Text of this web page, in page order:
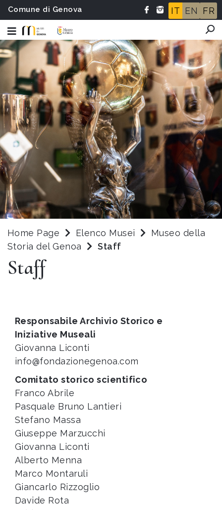
Comune di Genova IT EN FR
Home Page Elenco Musei
Museo della
Storia del Genoa
Staff
Staff
Responsabile Archivio Storico e
Iniziative Museali
Giovanna Liconti
info@fondazionegenoa.com
Comitato storico scientifico
Franco Abrile
Pasquale Bruno Lantieri
Stefano Massa
Giuseppe Marzucchi
Giovanna Liconti
Alberto Menna
Marco Montaruli
Giancarlo Rizzoglio
Davide Rota